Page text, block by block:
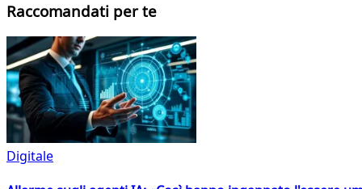
Raccomandati per te
Digitale